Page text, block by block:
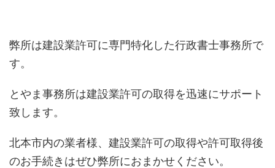
弊所は建設業許可に専門特化した行政書士事務所で
す。
とやま事務所は建設業許可の取得を迅速にサポート
致します。
北本市内の業者様、建設業許可の取得や許可取得後
のお手続きはぜひ弊所におまかせください。